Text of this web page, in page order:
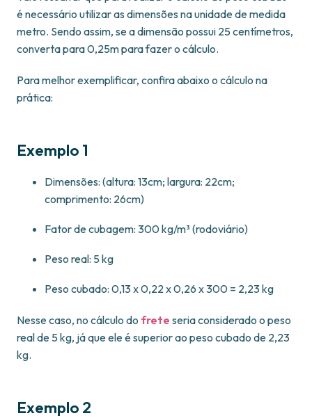
é necessário utilizar as dimensões na unidade de medida
metro. Sendo assim, se a dimensão possui 25 centímetros,
converta para 0,25m para fazer o cálculo.
Para melhor exemplificar, confira abaixo o cálculo na
prática:
Exemplo 1
Dimensões: (altura: 13cm; largura: 22cm;
comprimento: 26cm)
Fator de cubagem: 300 kg/m³ (rodoviário)
Peso real: 5 kg
Peso cubado: 0,13 x 0,22 x 0,26 x 300 = 2,23 kg
Nesse caso, no cálculo do frete seria considerado o peso
real de 5 kg, já que ele é superior ao peso cubado de 2,23
kg.
Exemplo 2